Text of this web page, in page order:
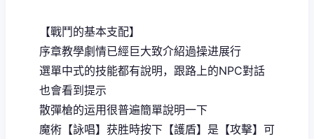
【戰鬥的基本支配】
序章教學劇情已經巨大致介紹過操进展行
選單中式的技能都有說明，跟路上的NPC對話
也會看到提示
散彈槍的运用很普遍簡單說明一下
魔術【詠唱】获胜時按下【護盾】是【攻擊】可